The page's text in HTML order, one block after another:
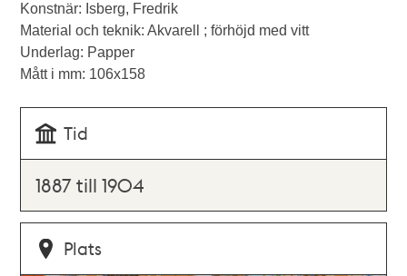
Konstnär: Isberg, Fredrik
Material och teknik: Akvarell ; förhöjd med vitt
Underlag: Papper
Mått i mm: 106x158
Tid
1887 till 1904
Plats